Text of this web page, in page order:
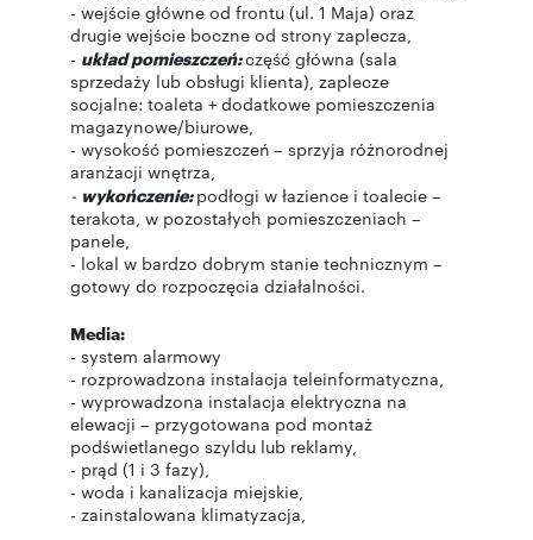
- wejście główne od frontu (ul. 1 Maja) oraz
drugie wejście boczne od strony zaplecza,
- układ pomieszczeń:część główna (sala
sprzedaży lub obsługi klienta), zaplecze
socjalne: toaleta + dodatkowe pomieszczenia
magazynowe/biurowe,
- wysokość pomieszczeń – sprzyja różnorodnej
aranżacji wnętrza,
- wykończenie:podłogi w łazience i toalecie –
terakota, w pozostałych pomieszczeniach –
panele,
- lokal w bardzo dobrym stanie technicznym –
gotowy do rozpoczęcia działalności.
Media:
- system alarmowy
- rozprowadzona instalacja teleinformatyczna,
- wyprowadzona instalacja elektryczna na
elewacji – przygotowana pod montaż
podświetlanego szyldu lub reklamy,
- prąd (1 i 3 fazy),
- woda i kanalizacja miejskie,
- zainstalowana klimatyzacja,